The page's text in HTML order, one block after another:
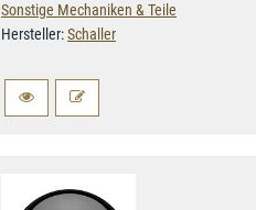
Sonstige Mechaniken & Teile
Hersteller:Schaller